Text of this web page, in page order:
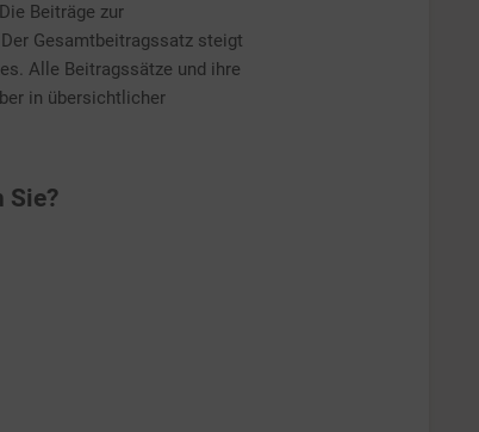
Beiträge zur
Gesamtbeitragssatz steigt
Alle Beitragssätze und ihre
in übersichtlicher
Sie?